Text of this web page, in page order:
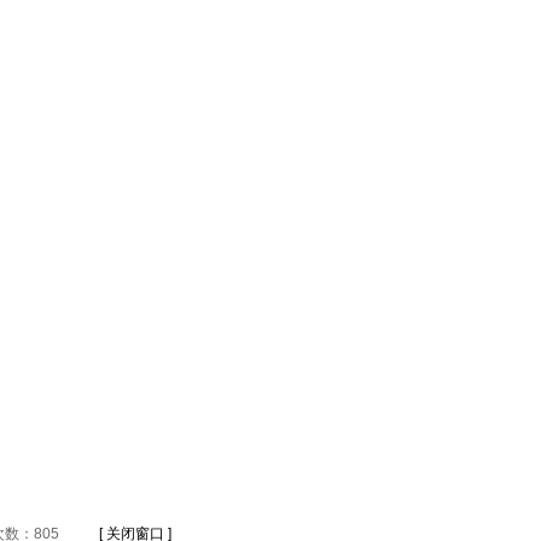
数：805 [ 关闭窗口 ]